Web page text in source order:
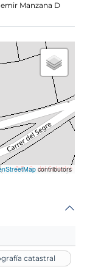
Manzana D
contributors
catastral